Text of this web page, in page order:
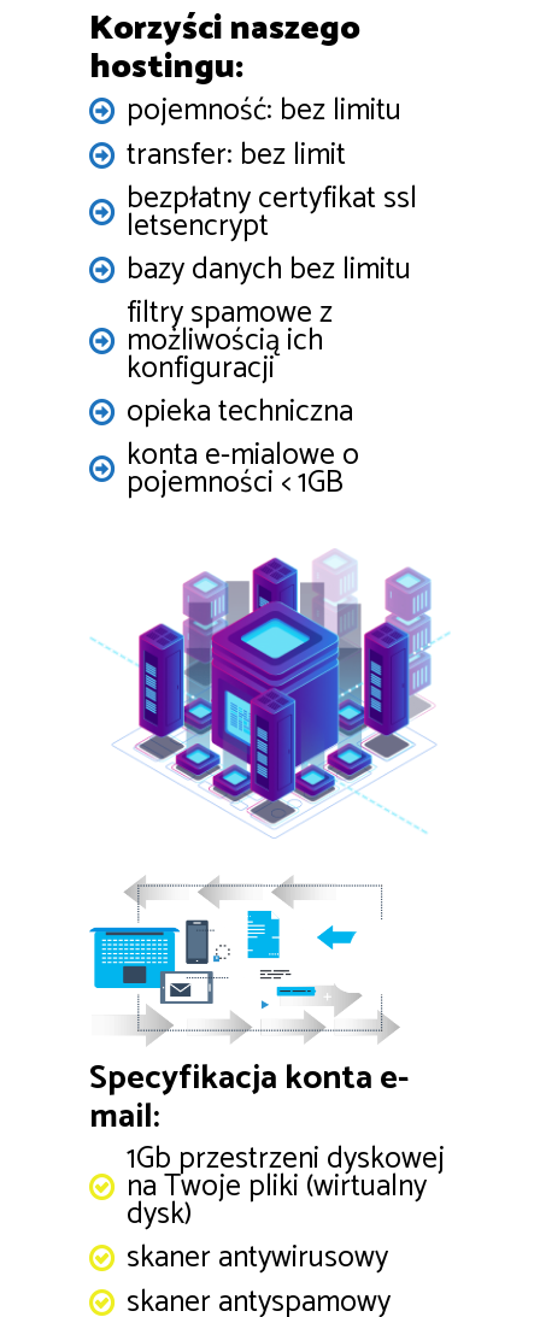
Korzyści naszego
hostingu:
pojemność: bez limitu
transfer: bez limit
bezpłatny certyfikat ssl
letsencrypt
bazy danych bez limitu
filtry spamowe z
możliwością ich
konfiguracji
opieka techniczna
konta e-mialowe o
pojemności < 1GB
Specyfikacja konta e-
mail:
1Gb przestrzeni dyskowej
na Twoje pliki (wirtualny
dysk)
skaner antywirusowy
skaner antyspamowy